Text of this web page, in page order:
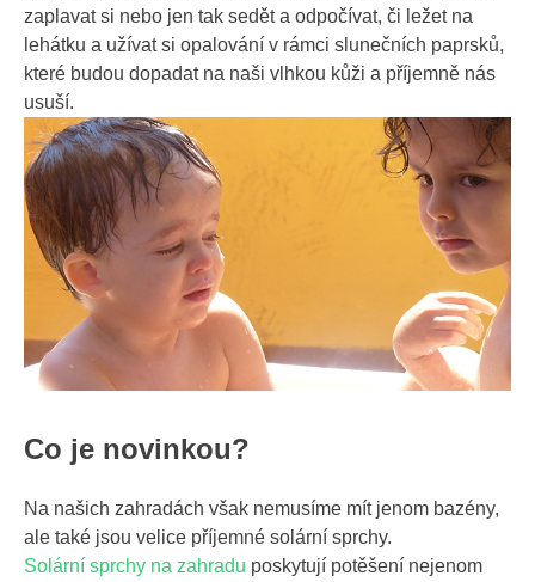
zaplavat si nebo jen tak sedět a odpočívat, či ležet na
lehátku a užívat si opalování v rámci slunečních paprsků,
které budou dopadat na naši vlhkou kůži a příjemně nás
usuší.
Co je novinkou?
Na našich zahradách však nemusíme mít jenom bazény,
ale také jsou velice příjemné solární sprchy.
Solární sprchy na zahradu poskytují potěšení nejenom